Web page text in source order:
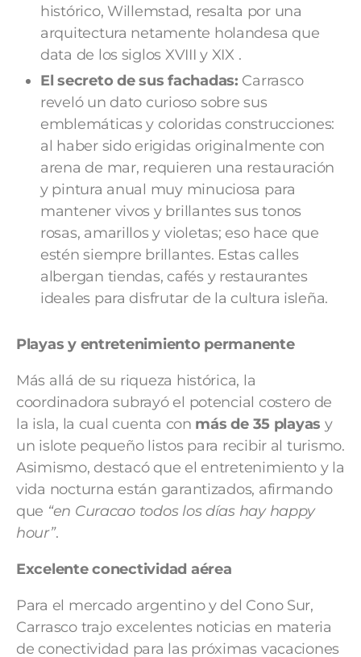
histórico, Willemstad, resalta por una
arquitectura netamente holandesa que
data de los siglos XVIII y XIX .
El secreto de sus fachadas: Carrasco
reveló un dato curioso sobre sus
emblemáticas y coloridas construcciones:
al haber sido erigidas originalmente con
arena de mar, requieren una restauración
y pintura anual muy minuciosa para
mantener vivos y brillantes sus tonos
rosas, amarillos y violetas; eso hace que
estén siempre brillantes. Estas calles
albergan tiendas, cafés y restaurantes
ideales para disfrutar de la cultura isleña.
Playas y entretenimiento permanente
​Más allá de su riqueza histórica, la
coordinadora subrayó el potencial costero de
la isla, la cual cuenta con más de 35 playas y
un islote pequeño listos para recibir al turismo.
Asimismo, destacó que el entretenimiento y la
vida nocturna están garantizados, afirmando
que “en Curacao todos los días hay happy
hour”.
​Excelente conectividad aérea
Para el mercado argentino y del Cono Sur,
Carrasco trajo excelentes noticias en materia
de conectividad para las próximas vacaciones